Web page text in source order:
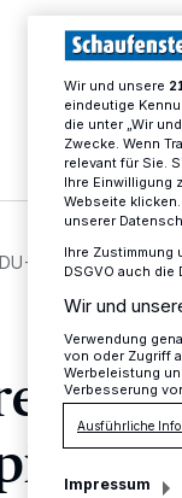
Kreistagsfraktion:
Wir und unsere
eindeutige
die unter „Wir
Zwecke. Wenn
relevant für Sie.
Ihre Einwilligung
Webseite
unserer
Ihre
DSGVO auch die
Wir und
Verwendung
von oder Zugriff
Werbeleistung
Verbesserung
Ausführliche
Impressum